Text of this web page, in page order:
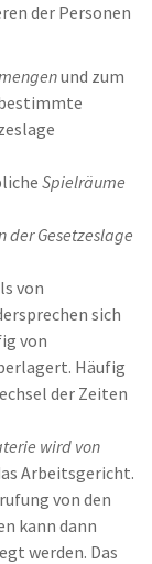
der Personen
und zum
Spielräume
der Gesetzeslage
von
sich
von
Häufig
der Zeiten
wird von
Arbeitsgericht.
von den
kann dann
werden. Das